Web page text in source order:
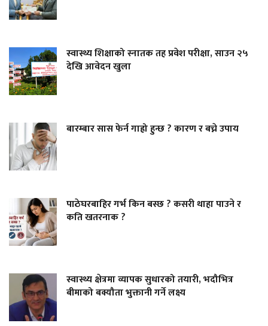
स्वास्थ्य शिक्षाको स्नातक तह प्रवेश परीक्षा, साउन २५
देखि आवेदन खुला
बारम्बार सास फेर्न गाह्रो हुन्छ ? कारण र बच्ने उपाय
पाठेघरबाहिर गर्भ किन बस्छ ? कसरी थाहा पाउने र
कति खतरनाक ?
स्वास्थ्य क्षेत्रमा व्यापक सुधारको तयारी, भदौभित्र
बीमाको बक्यौता भुक्तानी गर्ने लक्ष्य